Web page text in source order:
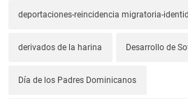
deportaciones-reincidencia migratoria-
derivados de la harina Desarrollo de
Día de los Padres Dominicanos